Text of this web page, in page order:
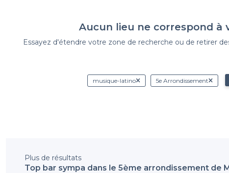
l'accès à des services comme le choix de menus
Aucun lieu ne correspond à
Essayez d'étendre votre zone de recherche ou de retirer
musique-latino 5e Arrondissement
Plus de résultats
Top bar sympa dans le 5ème arrondissement de